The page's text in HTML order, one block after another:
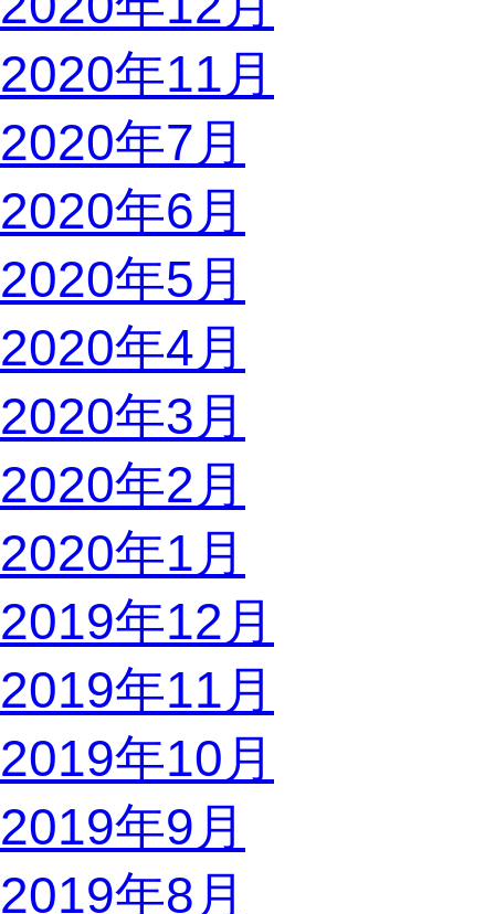
2020年11月
2020年7月
2020年6月
2020年5月
2020年4月
2020年3月
2020年2月
2020年1月
2019年12月
2019年11月
2019年10月
2019年9月
2019年8月